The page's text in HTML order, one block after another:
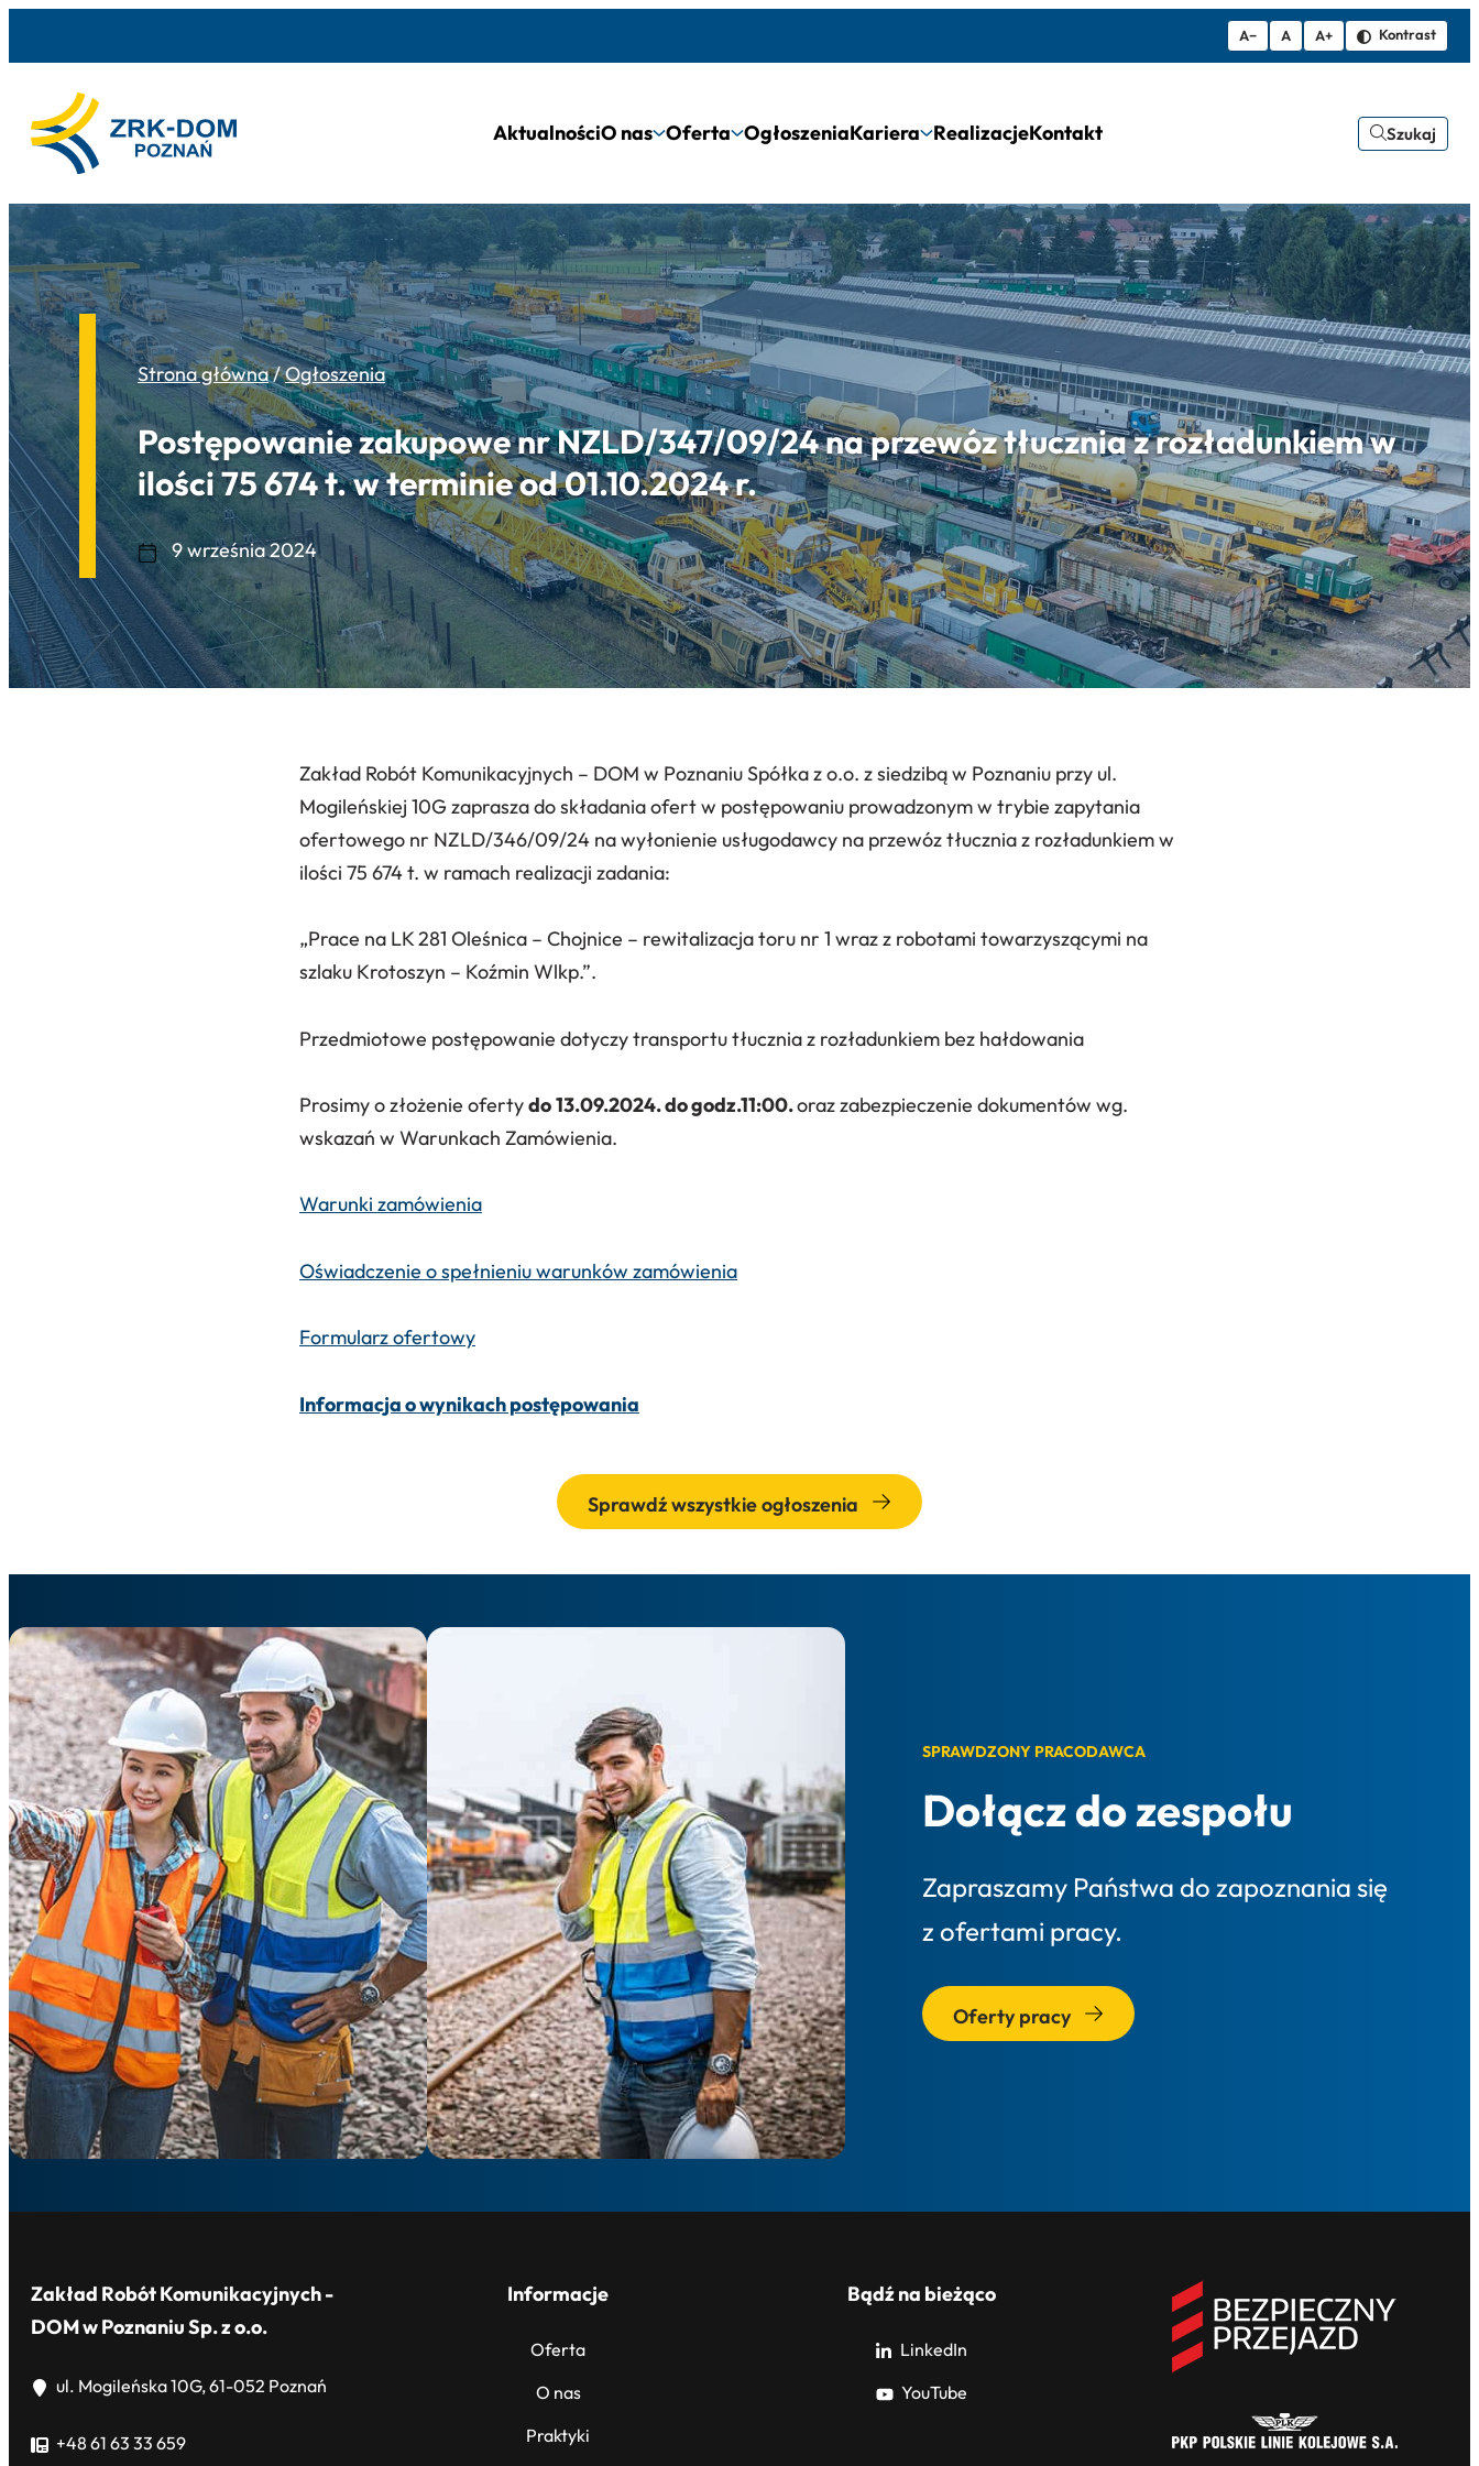
A− A A+ Kontrast
AktualnościO nas Oferta OgłoszeniaKariera RealizacjeKontakt Szukaj
Strona główna/Ogłoszenia
Postępowanie zakupowe nr NZLD/347/09/24 na przewóz tłucznia z rozładunkiem w
ilości 75 674 t. w terminie od 01.10.2024 r.
9 września 2024
Zakład Robót Komunikacyjnych – DOM w Poznaniu Spółka z o.o. z siedzibą w Poznaniu przy ul.
Mogileńskiej 10G zaprasza do składania ofert w postępowaniu prowadzonym w trybie zapytania
ofertowego nr NZLD/346/09/24 na wyłonienie usługodawcy na przewóz tłucznia z rozładunkiem w
ilości 75 674 t. w ramach realizacji zadania:
„Prace na LK 281 Oleśnica – Chojnice – rewitalizacja toru nr 1 wraz z robotami towarzyszącymi na
szlaku Krotoszyn – Koźmin Wlkp.”.
Przedmiotowe postępowanie dotyczy transportu tłucznia z rozładunkiem bez hałdowania
Prosimy o złożenie ofertydo13.09.2024. do godz.11:00.oraz zabezpieczenie dokumentów wg.
wskazań w Warunkach Zamówienia.
Warunki zamówienia
Oświadczenie o spełnieniu warunków zamówienia
Formularz ofertowy
Informacja o wynikach postępowania
Sprawdź wszystkie ogłoszenia
SPRAWDZONY PRACODAWCA
Dołącz do zespołu
Zapraszamy Państwa do zapoznania się
z ofertami pracy.
Oferty pracy
Zakład Robót Komunikacyjnych -
DOM w Poznaniu Sp. z o.o.
ul. Mogileńska 10G, 61-052 Poznań
+48 61 63 33 659
Informacje
Oferta
O nas
Praktyki
Bądź na bieżąco
LinkedIn
YouTube